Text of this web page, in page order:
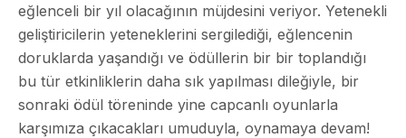
eğlenceli bir yıl olacağının müjdesini veriyor. Yetenekli
geliştiricilerin yeteneklerini sergilediği, eğlencenin
doruklarda yaşandığı ve ödüllerin bir bir toplandığı
bu tür etkinliklerin daha sık yapılması dileğiyle, bir
sonraki ödül töreninde yine capcanlı oyunlarla
karşımıza çıkacakları umuduyla, oynamaya devam!